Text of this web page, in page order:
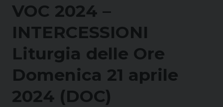
VOC 2024 –
INTERCESSIONI
Liturgia delle Ore
Domenica 21 aprile
2024 (DOC)